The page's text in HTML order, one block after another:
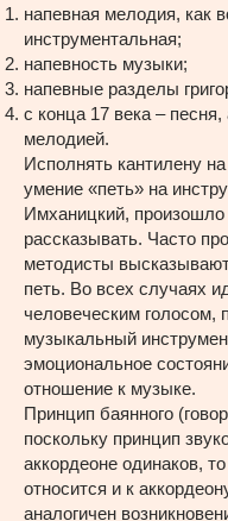
напевная мелодия, как
инструментальная;
напевность музыки;
напевные разделы
с конца 17 века –
мелодией.
Исполнять кантилену
умение «петь» на
Имханицкий, произошло
рассказывать. Часто
методисты
петь. Во всех случаях
человеческим голосом,
музыкальный
эмоциональное
отношение к музыке.
Принцип баянного
поскольку принцип
аккордеоне одинаков,
относится и к
аналогичен